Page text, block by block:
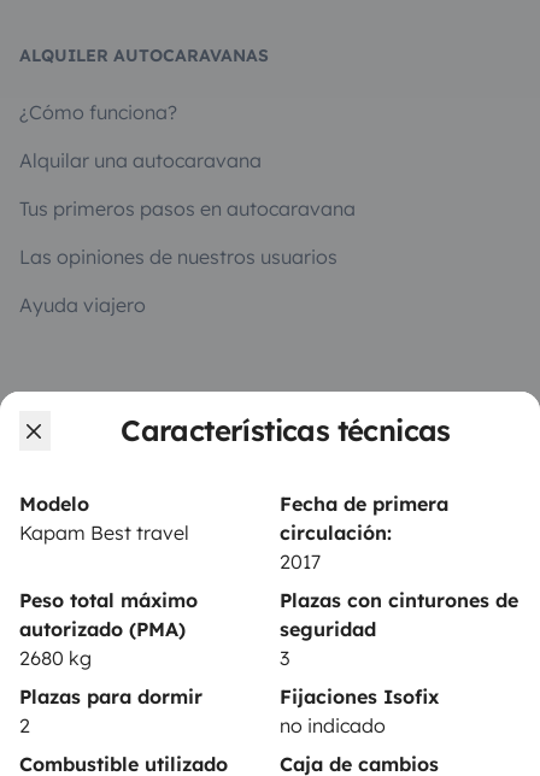
Características técnicas
Modelo
Kapam Best travel
Fecha de primera
circulación:
2017
Peso total máximo
autorizado (PMA)
2680 kg
Plazas con cinturones de
seguridad
3
Plazas para dormir
2
Fijaciones Isofix
no indicado
Combustible utilizado
Caja de cambios
ALQUILER AUTOCARAVANAS
¿Cómo funciona?
Alquilar una autocaravana
Tus primeros pasos en autocaravana
Las opiniones de nuestros usuarios
Ayuda viajero
PROPIETARIOS
Contrato de alquiler
Seguros de alquiler
Asistencias de alquiler
Ayuda propietario